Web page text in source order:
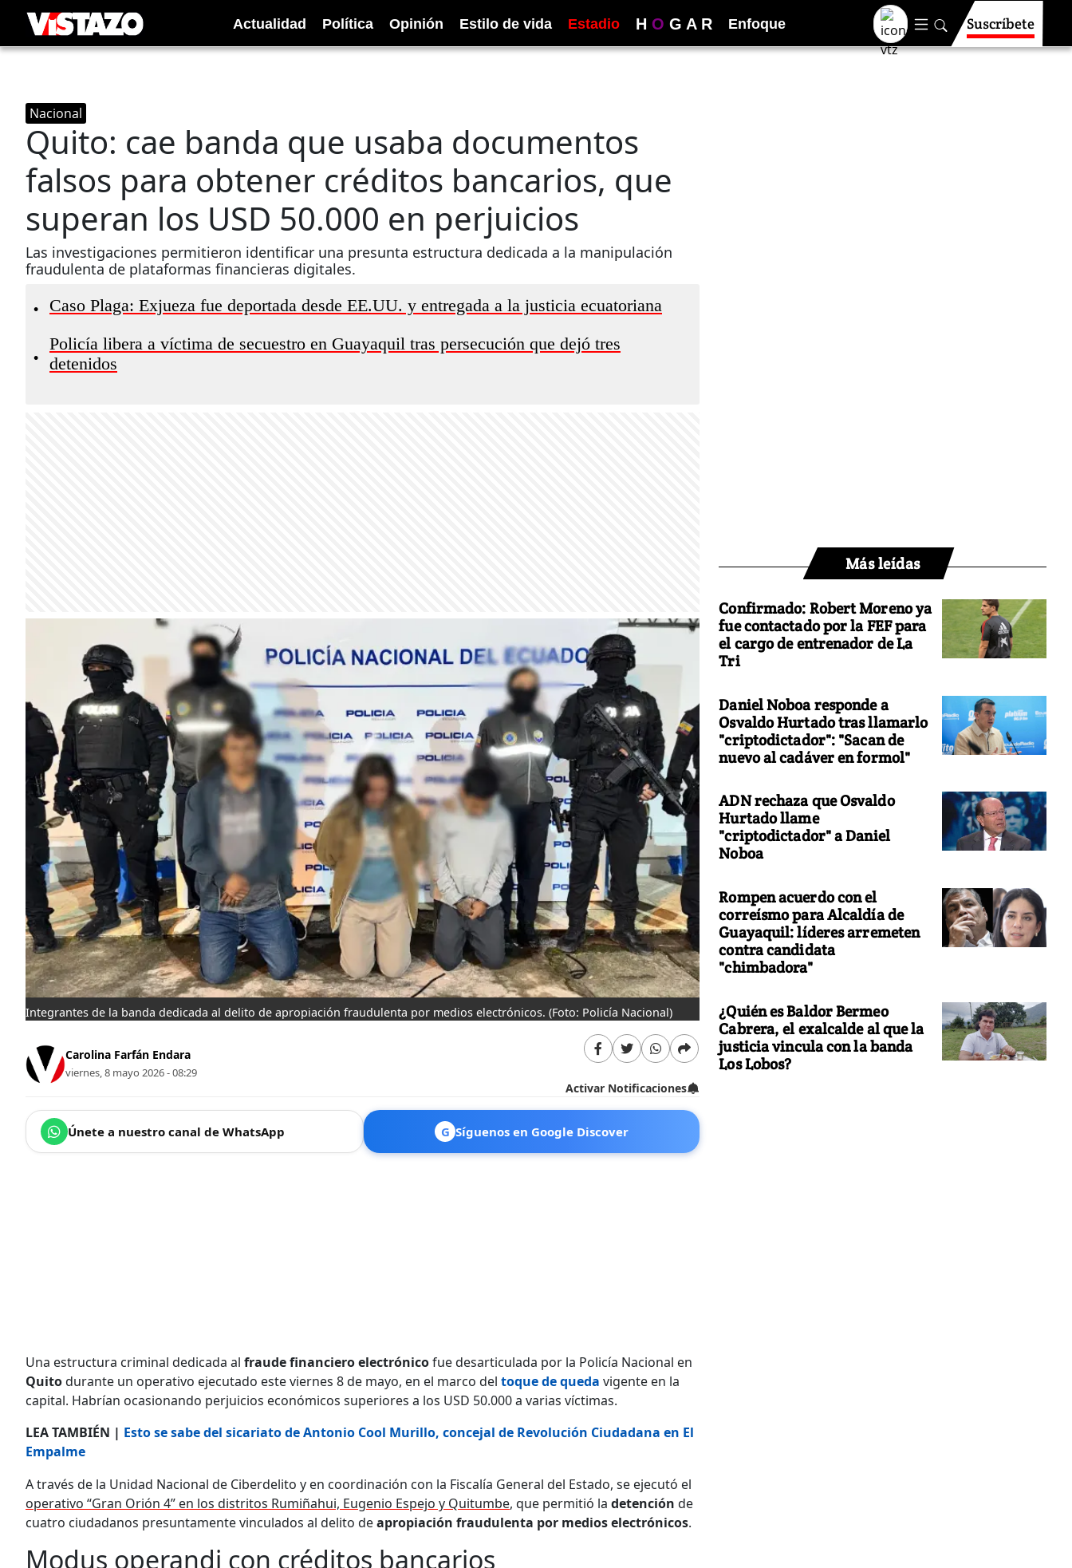
Actualidad Política Opinión Estilo de vida Estadio H O G A R Enfoque Suscríbete
Nacional
Quito: cae banda que usaba documentos
falsos para obtener créditos bancarios, que
superan los USD 50.000 en perjuicios
Las investigaciones permitieron identificar una presunta estructura dedicada a la manipulación
fraudulenta de plataformas financieras digitales.
• Caso Plaga: Exjueza fue deportada desde EE.UU. y entregada a la justicia ecuatoriana
•
Policía libera a víctima de secuestro en Guayaquil tras persecución que dejó tres
detenidos
Integrantes de la banda dedicada al delito de apropiación fraudulenta por medios electrónicos. (Foto: Policía Nacional)
Carolina Farfán Endara
viernes, 8 mayo 2026 - 08:29
Activar Notificaciones
Únete a nuestro canal de WhatsApp G Síguenos en Google Discover
Una estructura criminal dedicada al fraude financiero electrónicofue desarticulada por la Policía Nacional en
Quitodurante un operativo ejecutado este viernes 8 de mayo, en el marco del toque de queda vigente en la
capital. Habrían ocasionando perjuicios económicos superiores a los USD 50.000 a varias víctimas.
LEA TAMBIÉN | Esto se sabe del sicariato de Antonio Cool Murillo, concejal de Revolución Ciudadana en El
Empalme
A través de la Unidad Nacional de Ciberdelito y en coordinación con la Fiscalía General del Estado, se ejecutó el
operativo “Gran Orión 4” en los distritos Rumiñahui, Eugenio Espejo y Quitumbe, que permitió la detención de
cuatro ciudadanos presuntamente vinculados al delito deapropiación fraudulenta por medios electrónicos.
Modus operandi con créditos bancarios
Más leídas
Confirmado: Robert Moreno ya
fue contactado por la FEF para
el cargo de entrenador de La
Tri
Daniel Noboa responde a
Osvaldo Hurtado tras llamarlo
"criptodictador": "Sacan de
nuevo al cadáver en formol"
ADN rechaza que Osvaldo
Hurtado llame
"criptodictador" a Daniel
Noboa
Rompen acuerdo con el
correísmo para Alcaldía de
Guayaquil: líderes arremeten
contra candidata
"chimbadora"
¿Quién es Baldor Bermeo
Cabrera, el exalcalde al que la
justicia vincula con la banda
Los Lobos?